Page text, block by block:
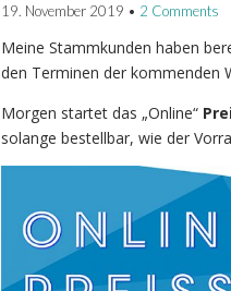
19. November 2019 • 2 Comments
Meine Stammkunden haben
den Terminen der kommenden
Morgen startet das „Online“
solange bestellbar, wie der